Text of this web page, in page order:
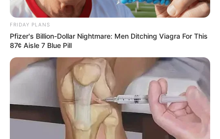
ลับเสริมดวงวันที่ 1 พ.ค. 69
อ.รักษ์เลขเด็ด งวด 1 – 15 ก.ค. 68
รางวัลใหญ่ใกล้ฉัน จะเป็นของใคร ?
FRIDAY PLANS
Pfizer's Billion-Dollar Nightmare: Men Ditching Viagra For This
87¢ Aisle 7 Blue Pill